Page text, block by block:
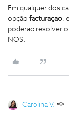
Em qualquer dos
opção facturaçao,
poderao resolver
NOS.
Carolina V.